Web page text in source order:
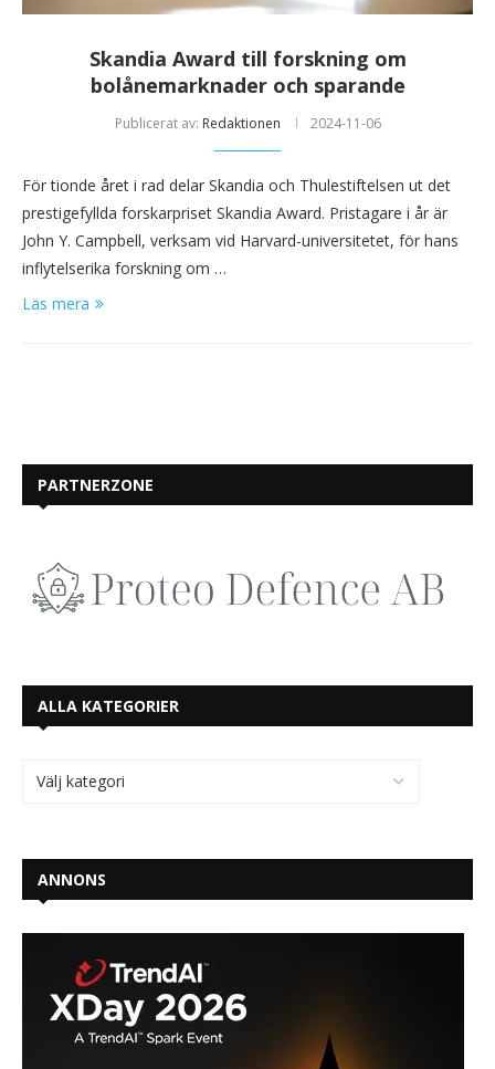
Skandia Award till forskning om
bolånemarknader och sparande
Publicerat av: Redaktionen 2024-11-06
För tionde året i rad delar Skandia och Thulestiftelsen ut det
prestigefyllda forskarpriset Skandia Award. Pristagare i år är
John Y. Campbell, verksam vid Harvard-universitetet, för hans
inflytelserika forskning om …
Läs mera
PARTNERZONE
ALLA KATEGORIER
ANNONS